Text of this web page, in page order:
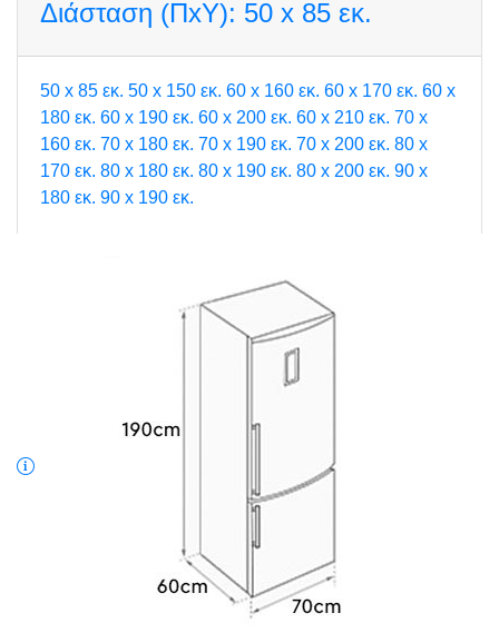
Διάσταση (ΠxΥ): 50 x 85 εκ.
50 x 85 εκ. 50 x 150 εκ. 60 x 160 εκ. 60 x 170 εκ. 60 x
180 εκ. 60 x 190 εκ. 60 x 200 εκ. 60 x 210 εκ. 70 x
160 εκ. 70 x 180 εκ. 70 x 190 εκ. 70 x 200 εκ. 80 x
170 εκ. 80 x 180 εκ. 80 x 190 εκ. 80 x 200 εκ. 90 x
180 εκ. 90 x 190 εκ.